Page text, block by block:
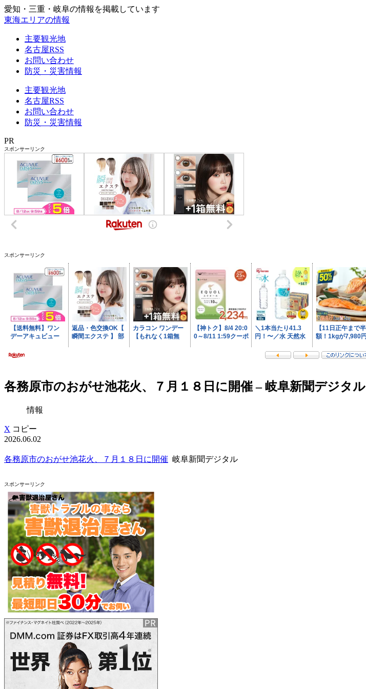
愛知・三重・岐阜の情報を掲載しています
東海エリアの情報
主要観光地
名古屋RSS
お問い合わせ
防災・災害情報
主要観光地
名古屋RSS
お問い合わせ
防災・災害情報
PR
スポンサーリンク
スポンサーリンク
各務原市のおがせ池花火、７月１８日に開催 – 岐阜新聞デジタル
情報
X コピー
2026.06.02
各務原市のおがせ池花火、７月１８日に開催 岐阜新聞デジタル
スポンサーリンク